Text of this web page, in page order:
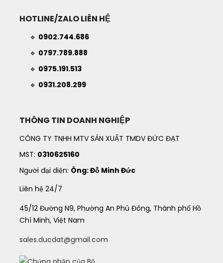
HOTLINE/ZALO LIÊN HỆ
🔹 0902.744.686
🔹 0797.789.888
🔹 0975.191.513
🔹 0931.208.299
THÔNG TIN DOANH NGHIỆP
CÔNG TY TNHH MTV SẢN XUẤT TMDV ĐỨC ĐẠT
MST: 0310625160
Người đại diện: Ông: Đỗ Minh Đức
Liên hệ 24/7
45/12 Đường N9, Phường An Phú Đông, Thành phố Hồ
Chí Minh, Việt Nam
sales.ducdat@gmail.com